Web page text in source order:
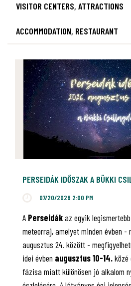
VISITOR CENTERS, ATTRACTIONS
ACCOMMODATION, RESTAURANT
PERSEIDÁK IDŐSZAK A BÜKKI
07/20/2026 2:00 PM
A Perseidákaz egyik
meteorraj, amelyet minden évben -
augusztus 24. között -
idei évben augusztus 10-14.közé
fázisa miatt különösen jó alkalom